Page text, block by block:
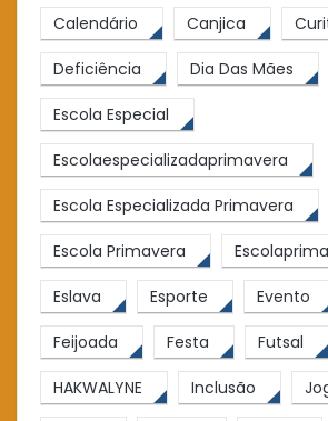
Calendário Canjica
Deficiência Dia Das Mães
Escola Especial
Escolaespecializadaprimavera
Escola Especializada Primavera
Escola Primavera
Eslava Esporte Evento
Feijoada Festa Futsal
HAKWALYNE Inclusão